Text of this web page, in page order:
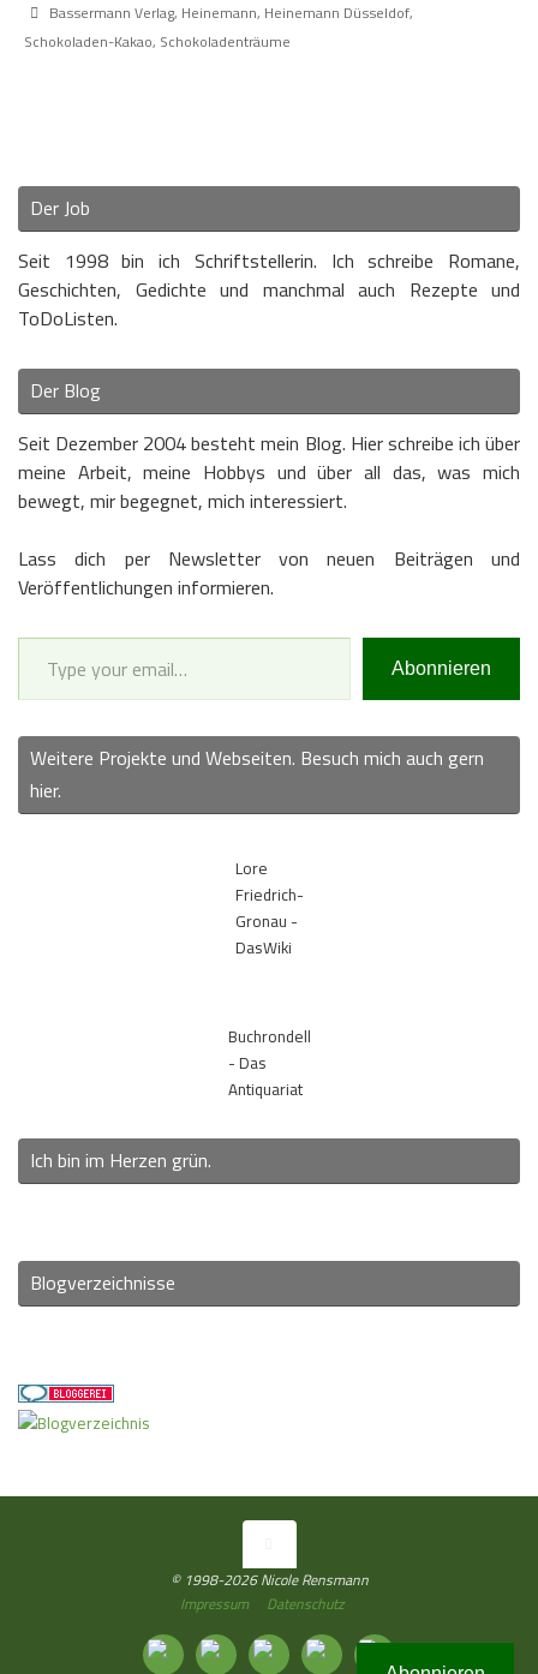
Bassermann Verlag, Heinemann, Heinemann Düsseldof,
Schokoladen-Kakao, Schokoladenträume
Der Job
Seit 1998 bin ich Schriftstellerin. Ich schreibe Romane,
Geschichten, Gedichte und manchmal auch Rezepte und
ToDoListen.
Der Blog
Seit Dezember 2004 besteht mein Blog. Hier schreibe ich über
meine Arbeit, meine Hobbys und über all das, was mich
bewegt, mir begegnet, mich interessiert.
Lass dich per Newsletter von neuen Beiträgen und
Veröffentlichungen informieren.
Type your email…
Abonnieren
Weitere Projekte und Webseiten. Besuch mich auch gern
hier.
Lore
Friedrich-
Gronau -
DasWiki
Buchrondell
- Das
Antiquariat
Ich bin im Herzen grün.
Blogverzeichnisse
© 1998-2026 Nicole Rensmann
Impressum
Datenschutz